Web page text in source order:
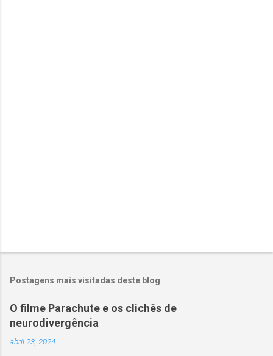
Postagens mais visitadas deste blog
O filme Parachute e os clichês de
neurodivergência
abril 23, 2024